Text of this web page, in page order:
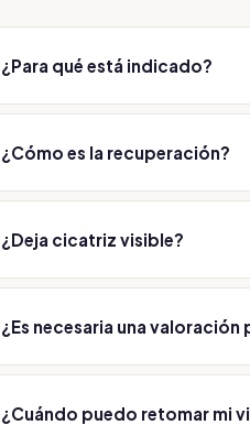
¿Para qué está indicado?
Para el exceso de piel del
inferior. La indicación se valora
¿Cómo es la recuperación?
La mayoría retoma su rutina en
¿Deja cicatriz visible?
Las incisiones se disimulan en
¿Es necesaria una valoración
Sí. Cada tratamiento parte de
seguridad, buscando siempre un
¿Cuándo puedo retomar mi